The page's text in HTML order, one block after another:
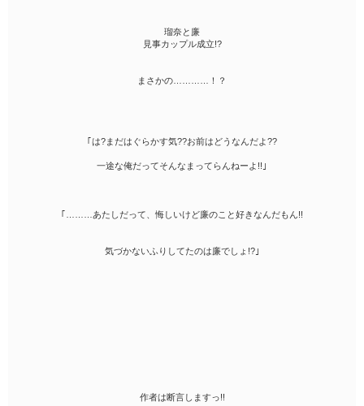
瑠奈と廉
見事カップル成立!?
まさかの…………！？
｢は?まだはぐらかす気??お前はどうなんだよ??
一途な俺だってそんなまってらんねーよ!!｣
｢………あたしだって、悔しいけど廉のこと好きなんだもん!!
気づかないふりしてたのは廉でしょ!?｣
作者は断言しますっ!!